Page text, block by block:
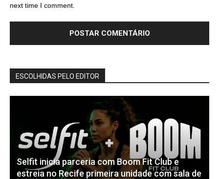
next time I comment.
ESCOLHIDAS PELO EDITOR
Selfit inicia parceria com Boom Fit Club e
estreia no Recife primeira unidade com sala de